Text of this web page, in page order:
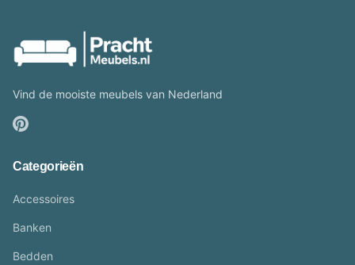
Vind de mooiste meubels van Nederland
Categorieën
Accessoires
Banken
Bedden